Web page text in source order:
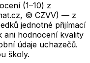
(1–10) z
© CZVV) — z
jednotné přijímací
ani hodnocení kvality
údaje uchazečů.
školy.